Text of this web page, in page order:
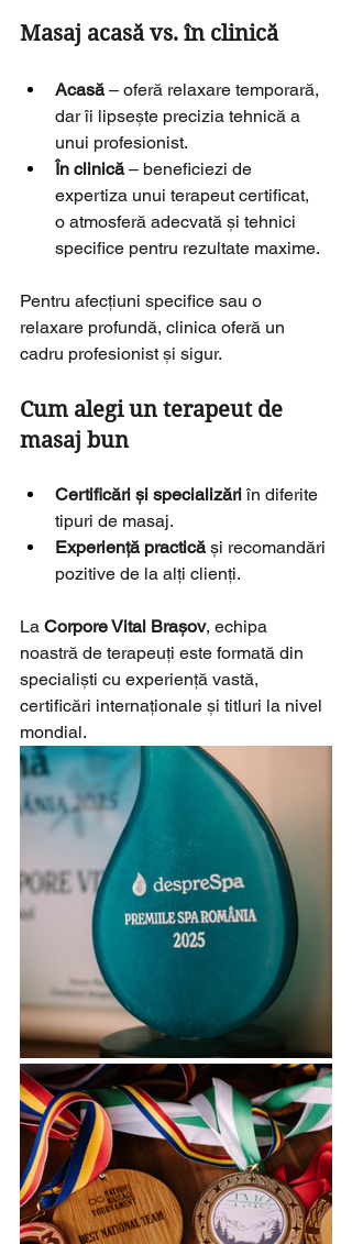
Masaj acasă vs. în clinică
Acasă – oferă relaxare temporară,
dar îi lipsește precizia tehnică a
unui profesionist.
În clinică – beneficiezi de
expertiza unui terapeut certificat,
o atmosferă adecvată și tehnici
specifice pentru rezultate maxime.
Pentru afecțiuni specifice sau o
relaxare profundă, clinica oferă un
cadru profesionist și sigur.
Cum alegi un terapeut de
masaj bun
Certificări și specializări în diferite
tipuri de masaj.
Experiență practică și recomandări
pozitive de la alți clienți.
La Corpore Vital Brașov, echipa
noastră de terapeuți este formată din
specialiști cu experiență vastă,
certificări internaționale și titluri la nivel
mondial.